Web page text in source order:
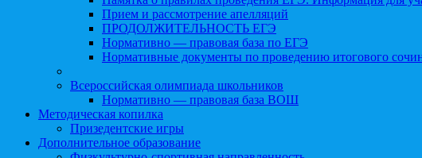
Прием и рассмотрение апелляций
ПРОДОЛЖИТЕЛЬНОСТЬ ЕГЭ
Нормативно — правовая база по ЕГЭ
Нормативные документы по проведению итогового
Всероссийская олимпиада школьников
Нормативно — правовая база ВОШ
Методическая копилка
Призедентские игры
Дополнительное образование